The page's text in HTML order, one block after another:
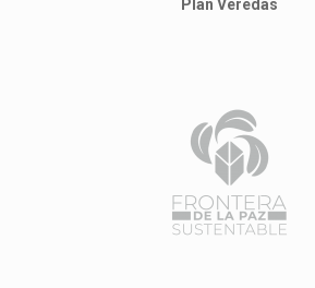
Plan Veredas